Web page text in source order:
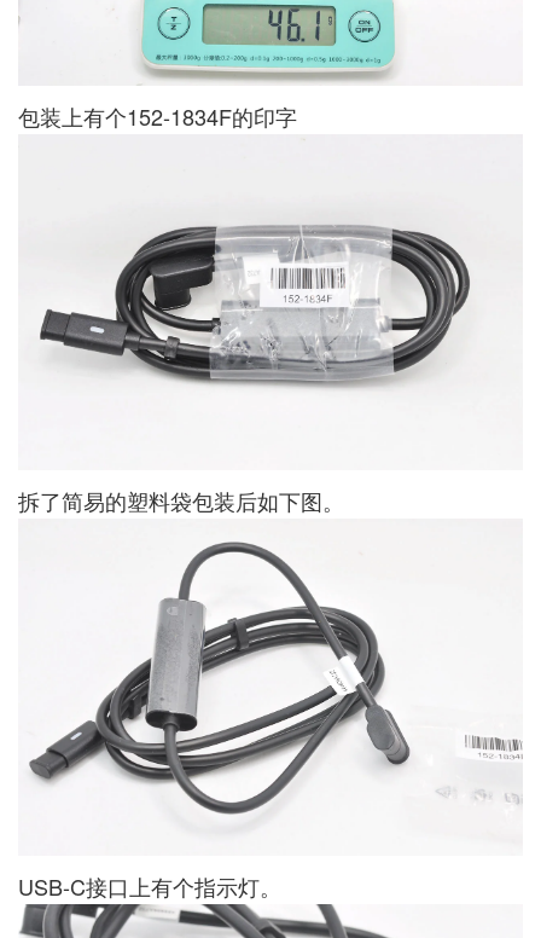
包装上有个152-1834F的印字
拆了简易的塑料袋包装后如下图。
USB-C接口上有个指示灯。